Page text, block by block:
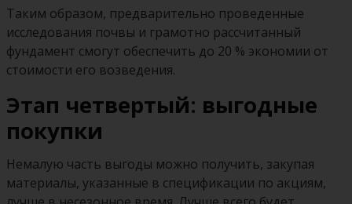
Таким образом, предварительно проведенные
исследования почвы и грамотно рассчитанный
фундамент смогут обеспечить до 20 % экономии от
стоимости его возведения.
Этап четвертый: выгодные
покупки
Немалую часть выгоды можно получить, закупая
материалы, указанные в спецификации по акциям,